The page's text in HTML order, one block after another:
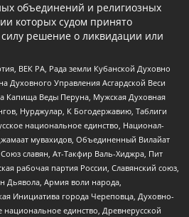
объединений и религиозных
которых судом принято
решение о ликвидации или
ВЕК РА, Рада земли Кубанской Духовно
Духовного Управления Асгардской Веси
Капища Веды Перуна, Мужская Духовная
Нурджулар, К Богодержавию, Таблиги
национальное единство, Национал-
мувахидов, Объединенный Вилайат
славян, Ат-Такфир Валь-Хиджра, Пит
рабочая партия России, Славянский союз,
Дьявола, Армия воли народа,
Инициатива города Череповца, Духовно-
национальное единство, Древнерусской